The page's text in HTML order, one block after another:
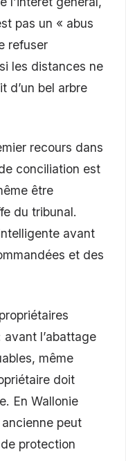
pas un « abus
refuser
les distances ne
d’un bel arbre
recours dans
conciliation est
être
du tribunal.
avant
et des
l’abattage
même
doit
En Wallonie
peut
protection